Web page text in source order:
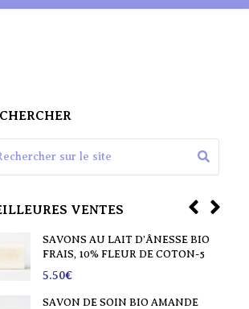
VENTES
SAVONS AU LAIT D’ÂNESSE BIO
FRAIS, 10% FLEUR DE COTON-5
5.50€
SAVON DE SOIN BIO AMANDE